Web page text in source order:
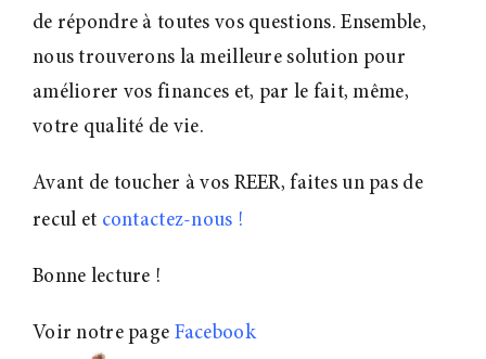
de répondre à toutes vos questions. Ensemble,
nous trouverons la meilleure solution pour
améliorer vos finances et, par le fait, même,
votre qualité de vie.
Avant de toucher à vos REER, faites un pas de
recul et contactez-nous !
Bonne lecture !
Voir notre page Facebook